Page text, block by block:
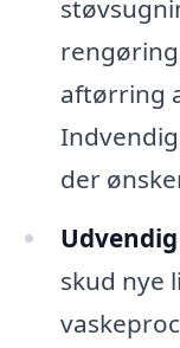
aftørring
der
skud nye